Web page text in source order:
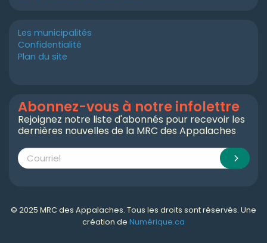
Les municipalités
Confidentialité
Plan du site
Abonnez-vous à notre infolettre
Rejoignez notre liste d'abonnés pour recevoir les
dernières nouvelles de la MRC des Appalaches
© 2025 MRC des Appalaches. Tous les droits sont réservés. Une
création de Numérique.ca